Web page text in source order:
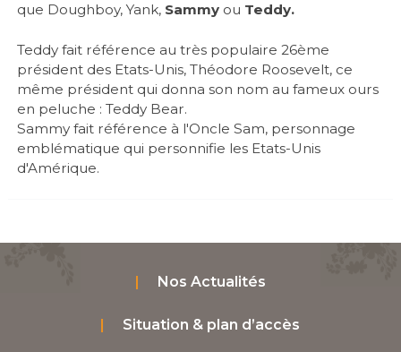
que Doughboy, Yank, Sammy ou Teddy.
Teddy fait référence au très populaire 26ème
président des Etats-Unis, Théodore Roosevelt, ce
même président qui donna son nom au fameux ours
en peluche : Teddy Bear.
Sammy fait référence à l'Oncle Sam, personnage
emblématique qui personnifie les Etats-Unis
d'Amérique.
Nos Actualités
Situation & plan d’accès